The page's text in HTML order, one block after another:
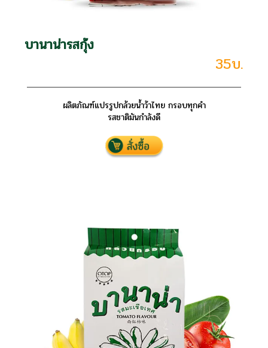
บานาน่ารสกุ้ง
35บ.
ผลิตภัณฑ์แปรรูปกล้วยน้ำว้าไทย กรอบทุกคำ
รสชาติมันกำลังดี